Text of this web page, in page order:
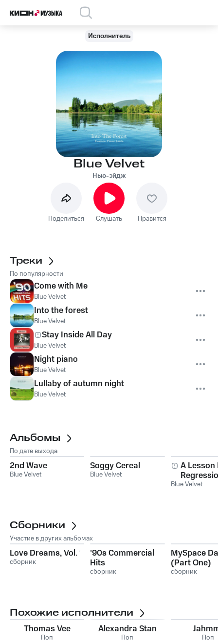
Исполнитель
Blue Velvet
Нью-эйдж
Поделиться Слушать Нравится
Треки
По популярности
Come with Me
Blue Velvet
Into the forest
Blue Velvet
Stay Inside All Day
Blue Velvet
Night piano
Blue Velvet
Lullaby of autumn night
Blue Velvet
Альбомы
По дате выхода
2nd Wave
Blue Velvet
Soggy Cereal
Blue Velvet
A Lesson
Blue Velvet
Сборники
Участие в других альбомах
Love Dreams, Vol. 1
сборник
'90s Commercial
Hits
сборник
MySpace
(Part One)
сборник
Похожие исполнители
Thomas Vee
Поп
Alexandra Stan
Поп Поп